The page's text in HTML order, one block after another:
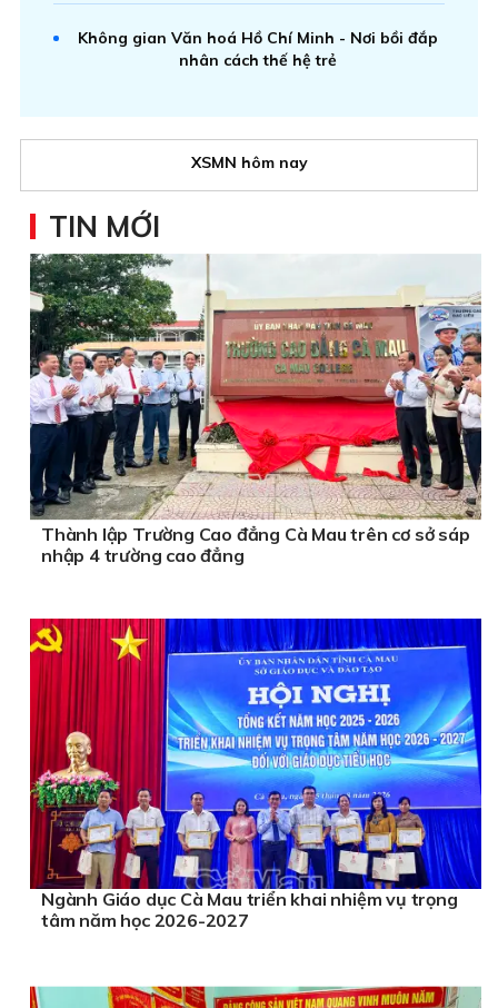
Không gian Văn hoá Hồ Chí Minh - Nơi bồi đắp
nhân cách thế hệ trẻ
XSMN hôm nay
TIN MỚI
Thành lập Trường Cao đẳng Cà Mau trên cơ sở sáp
nhập 4 trường cao đẳng
Ngành Giáo dục Cà Mau triển khai nhiệm vụ trọng
tâm năm học 2026-2027